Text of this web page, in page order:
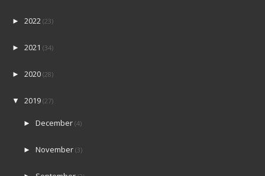
► 2022 (23)
► 2021 (34)
► 2020 (28)
▼ 2019 (27)
►December(4)
►November(3)